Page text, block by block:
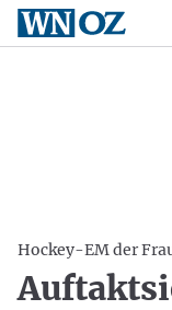
Hockey-EM der